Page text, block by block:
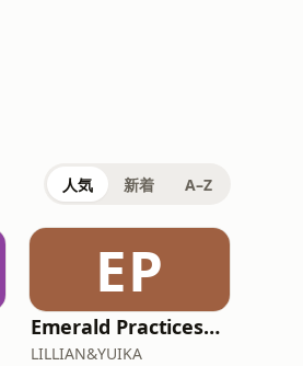
人気 新着 A–Z
EP
Emerald Practices–エメラルド プラクティシズ
LILLIAN&YUIKA